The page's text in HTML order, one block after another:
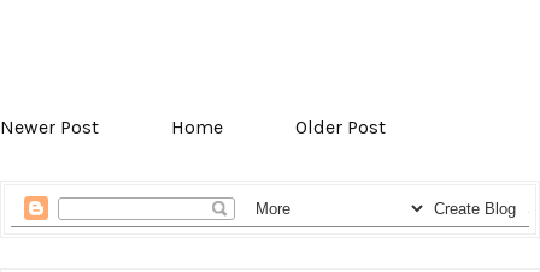
Newer Post Home Older Post